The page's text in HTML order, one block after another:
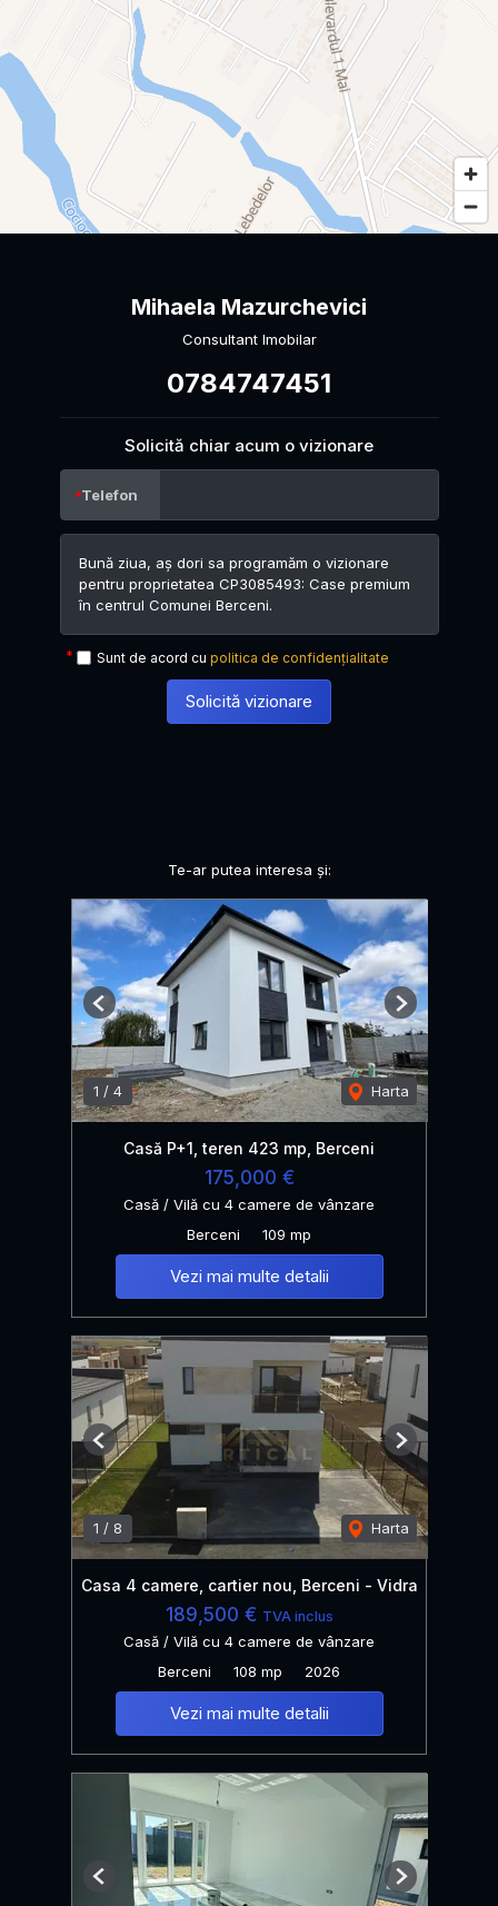
Mihaela Mazurchevici
Consultant Imobilar
0784747451
Solicită chiar acum o vizionare
Telefon
Sunt de acord cu politica de confidențialitate
Solicită vizionare
Te-ar putea interesa și:
1 / 4 Harta
Previous Next
Casă P+1, teren 423 mp, Berceni
175,000 €
Casă / Vilă cu 4 camere de vânzare
Berceni
109 mp
Vezi mai multe detalii
1 / 8 Harta
Previous Next
Casa 4 camere, cartier nou, Berceni - Vidra
189,500 € TVA inclus
Casă / Vilă cu 4 camere de vânzare
Berceni
108 mp 2026
Vezi mai multe detalii
Previous Next